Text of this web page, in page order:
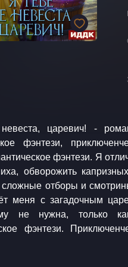
царевич! -
фэнтези,
фэнтези. Я
обворожить
отборы и
меня с загадочным
нужна, только как...
фэнтези.
фэнтези.
Bed ВНИМАНИЕ!
НАПИТКОВ.
ВАШЕМУ